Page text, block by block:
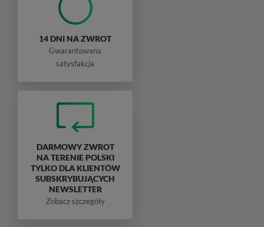
14 DNI NA ZWROT
Gwarantowana
satysfakcja
DARMOWY ZWROT
NA TERENIE POLSKI
TYLKO DLA KLIENTÓW
SUBSKRYBUJĄCYCH
NEWSLETTER
Zobacz szczegóły